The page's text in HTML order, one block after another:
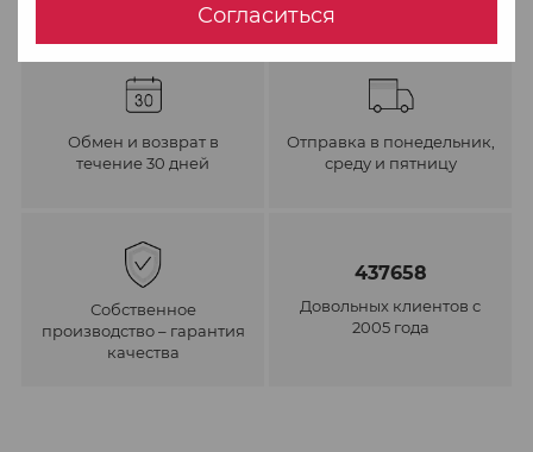
Согласиться
Обмен и возврат в
течение 30 дней
Отправка в понедельник,
среду и пятницу
Собственное
производство – гарантия
качества
437658
Довольных клиентов с
2005 года